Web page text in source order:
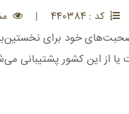
کد : 440384 |
خود برای
یا از این کشور